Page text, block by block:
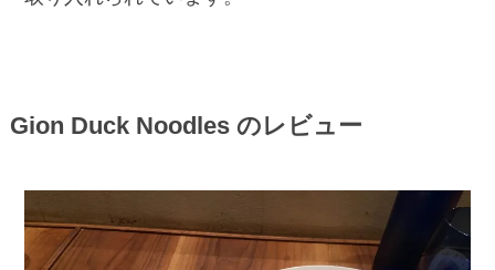
Gion Duck Noodles のレビュー